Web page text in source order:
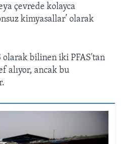
çevrede kolayca
kimyasallar’ olarak
olarak bilinen iki PFAS'tan
alıyor, ancak bu